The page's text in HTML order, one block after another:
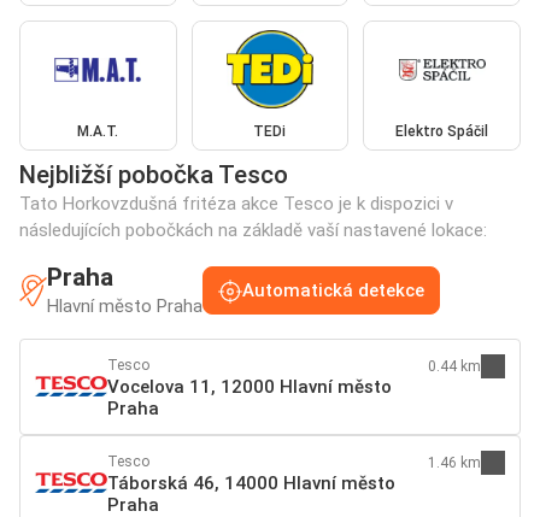
M.A.T. TEDi Elektro Spáčil
Nejbližší pobočka Tesco
Tato Horkovzdušná fritéza akce Tesco je k dispozici v
následujících pobočkách na základě vaší nastavené lokace:
Praha
Hlavní město Praha
Automatická detekce
Tesco
Vocelova 11, 12000 Hlavní město
Praha
0.44 km
Tesco
Táborská 46, 14000 Hlavní město
Praha
1.46 km